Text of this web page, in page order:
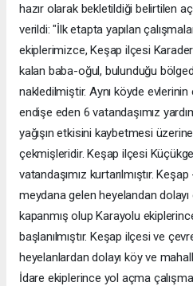
hazır olarak bekletildiği belirtilen
verildi: "İlk etapta yapılan
ekiplerimizce, Keşap ilçesi
kalan baba-oğul, bulunduğu
nakledilmiştir. Aynı köyde
endişe eden 6 vatandaşımız
yağışın etkisini kaybetmesi
çekmişleridir. Keşap ilçesi
vatandaşımız kurtarılmıştır.
meydana gelen heyelandan
kapanmış olup Karayolu
başlanılmıştır. Keşap ilçesi ve
heyelanlardan dolayı köy ve
İdare ekiplerince yol açma